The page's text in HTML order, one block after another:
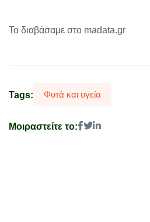
Το διαβάσαμε στο madata.gr
Tags: Φυτά και υγεία
Μοιραστείτε το: